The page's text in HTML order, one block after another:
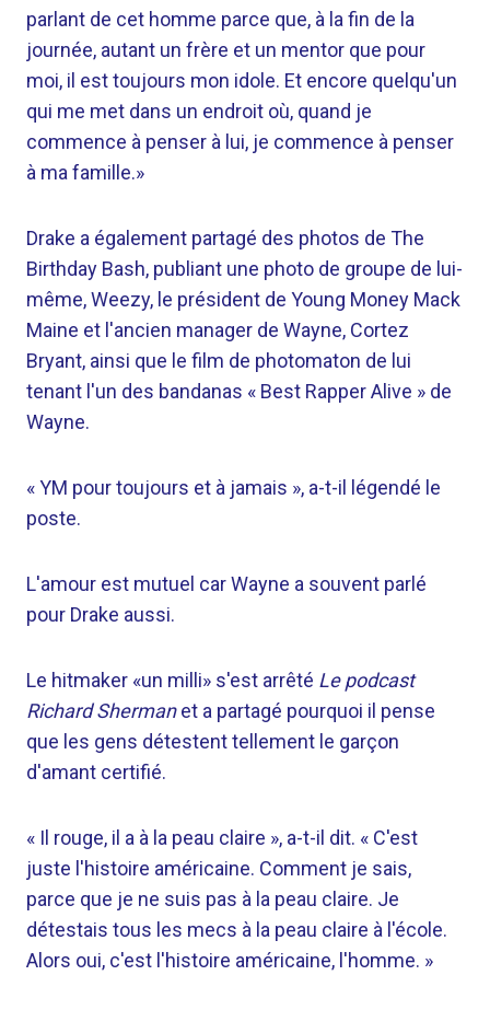
parlant de cet homme parce que, à la fin de la
journée, autant un frère et un mentor que pour
moi, il est toujours mon idole. Et encore quelqu'un
qui me met dans un endroit où, quand je
commence à penser à lui, je commence à penser
à ma famille.»
Drake a également partagé des photos de The
Birthday Bash, publiant une photo de groupe de lui-
même, Weezy, le président de Young Money Mack
Maine et l'ancien manager de Wayne, Cortez
Bryant, ainsi que le film de photomaton de lui
tenant l'un des bandanas « Best Rapper Alive » de
Wayne.
« YM pour toujours et à jamais », a-t-il légendé le
poste.
L'amour est mutuel car Wayne a souvent parlé
pour Drake aussi.
Le hitmaker «un milli» s'est arrêté Le podcast
Richard Shermanet a partagé pourquoi il pense
que les gens détestent tellement le garçon
d'amant certifié.
« Il rouge, il a à la peau claire », a-t-il dit. « C'est
juste l'histoire américaine. Comment je sais,
parce que je ne suis pas à la peau claire. Je
détestais tous les mecs à la peau claire à l'école.
Alors oui, c'est l'histoire américaine, l'homme. »